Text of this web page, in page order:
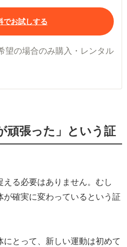
でお試しする
望の場合のみ購入・レンタル
頑張った」という証
る必要はありません。むし
が確実に変わっているという証
とって、新しい運動は初めて